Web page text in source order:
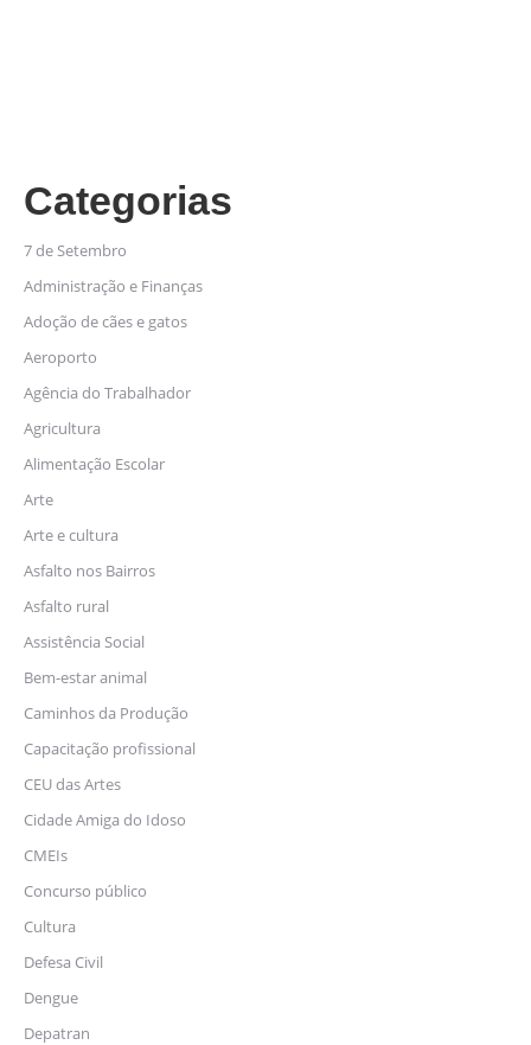
Categorias
7 de Setembro
Administração e Finanças
Adoção de cães e gatos
Aeroporto
Agência do Trabalhador
Agricultura
Alimentação Escolar
Arte
Arte e cultura
Asfalto nos Bairros
Asfalto rural
Assistência Social
Bem-estar animal
Caminhos da Produção
Capacitação profissional
CEU das Artes
Cidade Amiga do Idoso
CMEIs
Concurso público
Cultura
Defesa Civil
Dengue
Depatran